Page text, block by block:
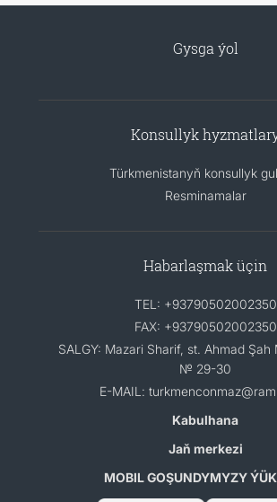
Gysga ýol
Konsullyk
Türkmenistanyň konsullyk
Resminamalar
Habarlaşmak üçin
TEL: +93790502002350
FAX: +93790502002350
SALGY: Mazari Sharif, st. Ahmad Şah
№ 29-30
E-MAIL:
Kabulhana
Jaň merkezi
MOBIL GOŞUNDYMYZY